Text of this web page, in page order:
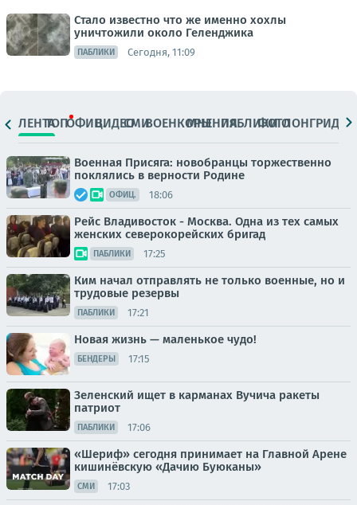
Стало известно что же именно хохлы
уничтожили около Геленджика
ПАБЛИКИ Сегодня, 11:09
ЛЕНТАТОПОФИЦ.ВИДЕОСМИВОЕНКОРЫМНЕНИЯПАБЛИКИ
ФОТОЛОНГРИДЫ
Военная Присяга: новобранцы торжественно
поклялись в верности Родине
ОФИЦ. 18:06
Рейс Владивосток - Москва. Одна из тех самых
женских северокорейских бригад
ПАБЛИКИ 17:25
Ким начал отправлять не только военные, но и
трудовые резервы
ПАБЛИКИ 17:21
Новая жизнь — маленькое чудо!
БЕНДЕРЫ 17:15
Зеленский ищет в карманах Вучича ракеты
патриот
ПАБЛИКИ 17:06
«Шериф» сегодня принимает на Главной Арене
кишинёвскую «Дачию Буюканы»
СМИ 17:03